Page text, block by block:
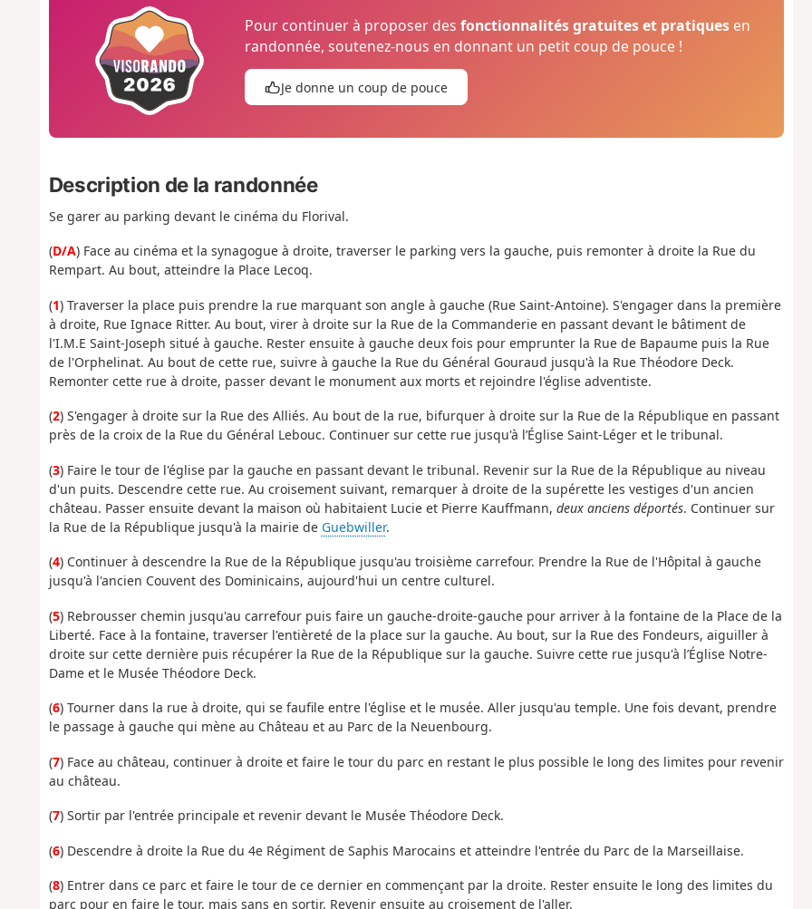
Pour continuer à proposer desfonctionnalités gratuites et pratiques en
randonnée, soutenez-nous en donnant un petit coup de pouce !
Je donne un coup de pouce
Description de la randonnée
Se garer au parking devant le cinéma du Florival.
(D/A) Face au cinéma et la synagogue à droite, traverser le parking vers la gauche, puis remonter à droite la Rue du
Rempart. Au bout, atteindre la Place Lecoq.
(1) Traverser la place puis prendre la rue marquant son angle à gauche (Rue Saint-Antoine). S'engager dans la première
à droite, Rue Ignace Ritter. Au bout, virer à droite sur la Rue de la Commanderie en passant devant le bâtiment de
l'I.M.E Saint-Joseph situé à gauche. Rester ensuite à gauche deux fois pour emprunter la Rue de Bapaume puis la Rue
de l'Orphelinat. Au bout de cette rue, suivre à gauche la Rue du Général Gouraud jusqu'à la Rue Théodore Deck.
Remonter cette rue à droite, passer devant le monument aux morts et rejoindre l'église adventiste.
(2) S'engager à droite sur la Rue des Alliés. Au bout de la rue, bifurquer à droite sur la Rue de la République en passant
près de la croix de la Rue du Général Lebouc. Continuer sur cette rue jusqu'à l’Église Saint-Léger et le tribunal.
(3) Faire le tour de l'église par la gauche en passant devant le tribunal. Revenir sur la Rue de la République au niveau
d'un puits. Descendre cette rue. Au croisement suivant, remarquer à droite de la supérette les vestiges d'un ancien
château. Passer ensuite devant la maison où habitaient Lucie et Pierre Kauffmann, deux anciens déportés. Continuer sur
la Rue de la République jusqu'à la mairie de Guebwiller.
(4) Continuer à descendre la Rue de la République jusqu'au troisième carrefour. Prendre la Rue de l'Hôpital à gauche
jusqu'à l'ancien Couvent des Dominicains, aujourd'hui un centre culturel.
(5) Rebrousser chemin jusqu'au carrefour puis faire un gauche-droite-gauche pour arriver à la fontaine de la Place de la
Liberté. Face à la fontaine, traverser l'entièreté de la place sur la gauche. Au bout, sur la Rue des Fondeurs, aiguiller à
droite sur cette dernière puis récupérer la Rue de la République sur la gauche. Suivre cette rue jusqu'à l’Église Notre-
Dame et le Musée Théodore Deck.
(6) Tourner dans la rue à droite, qui se faufile entre l'église et le musée. Aller jusqu'au temple. Une fois devant, prendre
le passage à gauche qui mène au Château et au Parc de la Neuenbourg.
(7) Face au château, continuer à droite et faire le tour du parc en restant le plus possible le long des limites pour revenir
au château.
(7) Sortir par l'entrée principale et revenir devant le Musée Théodore Deck.
(6) Descendre à droite la Rue du 4e Régiment de Saphis Marocains et atteindre l'entrée du Parc de la Marseillaise.
(8) Entrer dans ce parc et faire le tour de ce dernier en commençant par la droite. Rester ensuite le long des limites du
parc pour en faire le tour, mais sans en sortir. Revenir ensuite au croisement de l'aller.